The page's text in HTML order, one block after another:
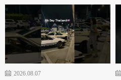
2026.08.07